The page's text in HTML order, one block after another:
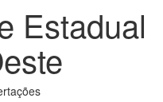
Estadual